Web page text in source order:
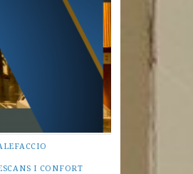
I CONFORT